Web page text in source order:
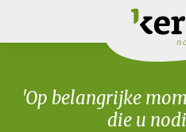
'Op belangrijke
die u